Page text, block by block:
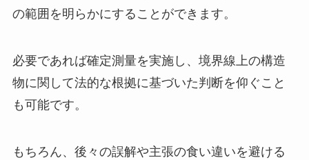
の範囲を明らかにすることができます。
必要であれば確定測量を実施し、境界線上の構造
物に関して法的な根拠に基づいた判断を仰ぐこと
も可能です。
もちろん、後々の誤解や主張の食い違いを避ける